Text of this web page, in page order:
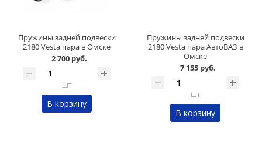
Пружины задней подвески
2180 Vesta пара в Омске
2 700 руб.
шт
В корзину
Пружины задней подвески
2180 Vesta пара АвтоВАЗ в
Омске
7 155 руб.
шт
В корзину